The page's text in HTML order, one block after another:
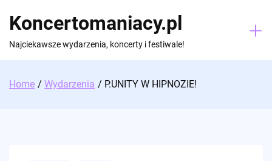
content
Koncertomaniacy.pl
Najciekawsze wydarzenia, koncerty i festiwale!
Home Wydarzenia P.UNITY W HIPNOZIE!